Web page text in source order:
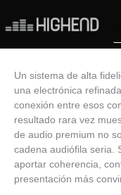
Un sistema de alta
una electrónica
conexión entre esos
resultado rara vez
de audio premium no
cadena audiófila seria.
aportar coherencia,
presentación más